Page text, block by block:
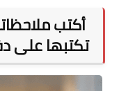
أكتب
تكتبها على